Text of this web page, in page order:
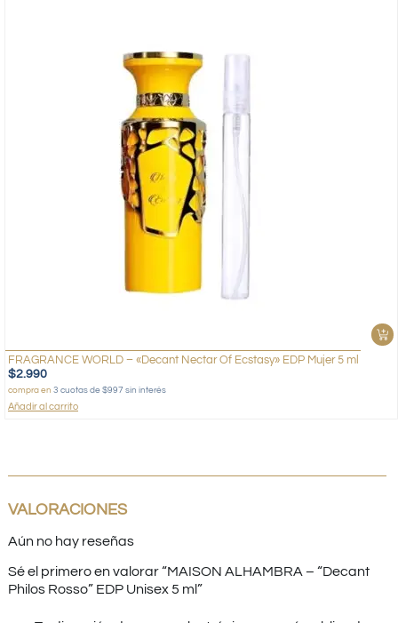
FRAGRANCE WORLD – «Decant Nectar Of Ecstasy» EDP Mujer 5 ml
$2.990
compra en 3 cuotas de $997 sin interés
Añadir al carrito
VALORACIONES
Aún no hay reseñas
Sé el primero en valorar “MAISON ALHAMBRA – “Decant
Philos Rosso” EDP Unisex 5 ml”